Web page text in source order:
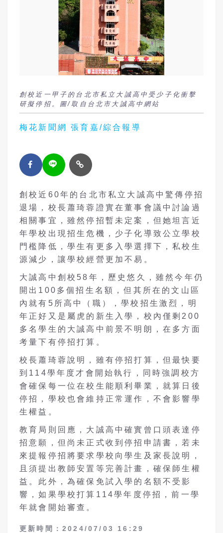
創校近一甲子的台北市私立大誠高中受少子化衝擊
研擬停招。圖/取自台北市大誠高中網站
梅花新聞網 張育嘉/綜合報導
創校近60年的台北市私立大誠高中驚傳停招
退場，校長蕭琦蓉證實在董事會議中討論過
相關事宜，雖然停招暫未定案，但她坦言近
年學校出現招生危機，少子化導致公立學校
門檻降低，學生有更多入學選擇下，私校生
源減少，讓學校經營更加不易。
大誠高中創校58年，歷史悠久，雖然今年仍
開出100多個招生名額，但其所在的文山區
內就有5所高中（職），學校招生激烈，明
年正好又是屬虎的新生入學，校內僅剩200
多名學生的大誠高中前景不明朗，在多方面
考量下有停招打算。
校長蕭琦蓉說明，雖有停招打算，但最快要
到114學年度才會開始執行，同時強調校方
會確保每一位在校生能順利畢業，就算日後
停招，學校也會維持正常運作，不會影響學
生權益。
教育局則回應，大誠高中確實曾口頭表達停
招意願，但尚未正式收到停招申請書，若未
來提報停招將要求學校向學生及家長說明，
且須提出教師安置等完善計畫，確保師生權
益。此外，為確保免試入學的名額不受影
響，如果學校打算114學年度停招，前一學
年就會開始審查。
更新時間：2024/07/03 16:29